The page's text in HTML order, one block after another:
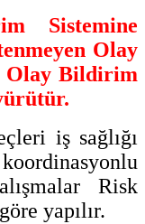
Sistemine
Olay
Olay Bildirim
iş sağlığı
Risk
yapılır.